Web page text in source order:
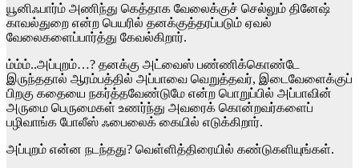
யூனிஃபார்ம் அணிந்து கெத்தாக வேலைக்குச் செல்லும் தினேஷ்
காவல்துறை என்ற பெயரில் தனக்குத்தரப்படும் ஏவல்
வேலைகளைப்பார்த்து கேவல்கிறார்.
ம்ம்ம்..அப்புறம்…? தனக்கு அட்வைஸ் பண்ணிக்கொண்டே
இருந்ததால் ஆரம்பத்தில் அப்பாவை வெறுத்தவர், இடைவேளைக்குப்
பிறகு கதையை நகர்த்தவேண்டுமே என்ற பொறுப்பில் அப்பாவின்
அருமை பெருமைகள் உணர்ந்து அவரைக் கொன்றவர்களைப்
பழிவாங்க போலீஸ் ஃபைலைக் கையில் எடுக்கிறார்.
அப்புறம் என்ன நடந்தது? வெள்ளித்திரையில் கண்டுகளியுங்கள்.